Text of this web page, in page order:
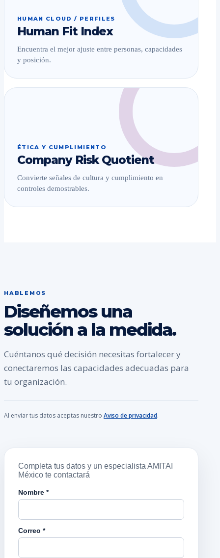
HUMAN CLOUD / PERFILES
Human Fit Index
Encuentra el mejor ajuste entre personas, capacidades
y posición.
ÉTICA Y CUMPLIMIENTO
Company Risk Quotient
Convierte señales de cultura y cumplimiento en
controles demostrables.
HABLEMOS
Diseñemos una
solución a la medida.
Cuéntanos qué decisión necesitas fortalecer y
conectaremos las capacidades adecuadas para
tu organización.
Al enviar tus datos aceptas nuestro Aviso de privacidad.